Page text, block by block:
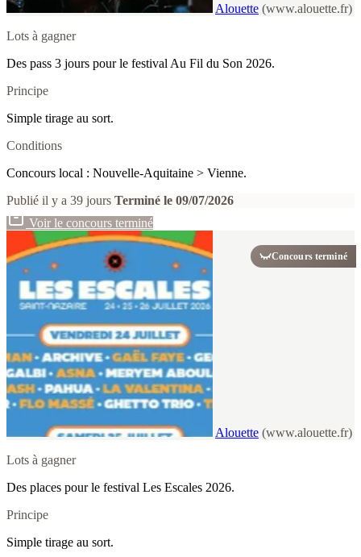
Alouette (www.alouette.fr)
Lots à gagner
Des pass 3 jours pour le festival Au Fil du Son 2026.
Principe
Simple tirage au sort.
Conditions
Concours local : Nouvelle-Aquitaine > Vienne.
Publié il y a 39 jours Terminé le 09/07/2026
Voir le concours terminé
Concours terminé
Alouette (www.alouette.fr)
Lots à gagner
Des places pour le festival Les Escales 2026.
Principe
Simple tirage au sort.